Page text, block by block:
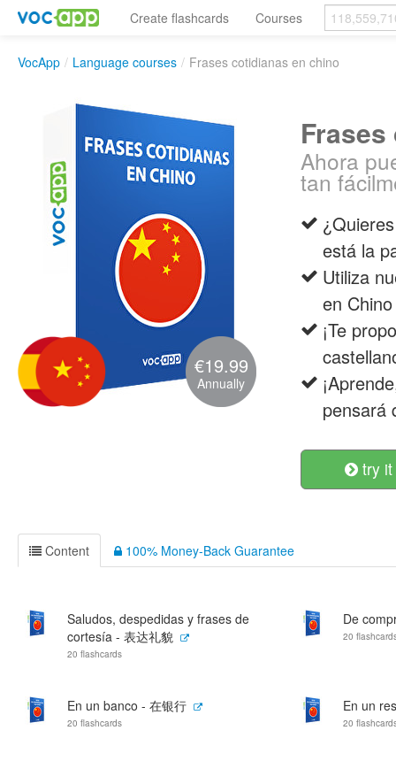
Create flashcards Courses
VocApp / Language courses / Frases cotidianas en chino
€19.99
Annually
Ahora
tan
está la
Utiliza
en
¡Te
pensará
try
Content 100% Money-Back Guarantee
Saludos, despedidas y frases de
cortesía - 表达礼貌
20 flashcards
De
20
En un banco - 在银行
20 flashcards
En un
20